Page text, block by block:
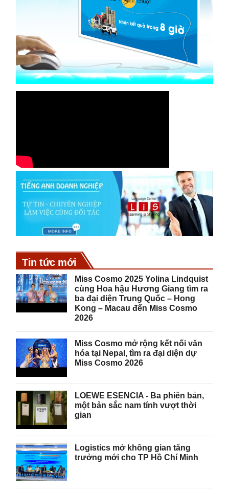
Tin tức mới
Miss Cosmo 2025 Yolina Lindquist
cùng Hoa hậu Hương Giang tìm ra
ba đại diện Trung Quốc – Hong
Kong – Macau đến Miss Cosmo
2026
Miss Cosmo mở rộng kết nối văn
hóa tại Nepal, tìm ra đại diện dự
Miss Cosmo 2026
LOEWE ESENCIA - Ba phiên bản,
một bản sắc nam tính vượt thời
gian
Logistics mở không gian tăng
trưởng mới cho TP Hồ Chí Minh